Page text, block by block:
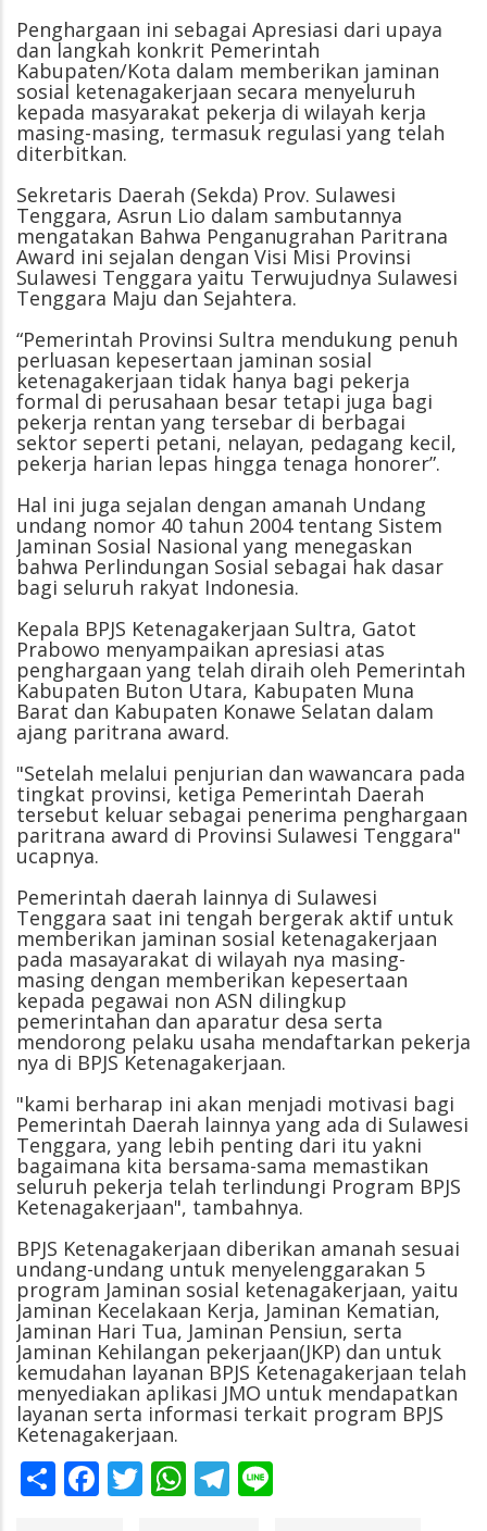
Penghargaan ini sebagai Apresiasi dari upaya
dan langkah konkrit Pemerintah
Kabupaten/Kota dalam memberikan jaminan
sosial ketenagakerjaan secara menyeluruh
kepada masyarakat pekerja di wilayah kerja
masing-masing, termasuk regulasi yang telah
diterbitkan.
Sekretaris Daerah (Sekda) Prov. Sulawesi
Tenggara, Asrun Lio dalam sambutannya
mengatakan Bahwa Penganugrahan Paritrana
Award ini sejalan dengan Visi Misi Provinsi
Sulawesi Tenggara yaitu Terwujudnya Sulawesi
Tenggara Maju dan Sejahtera.
“Pemerintah Provinsi Sultra mendukung penuh
perluasan kepesertaan jaminan sosial
ketenagakerjaan tidak hanya bagi pekerja
formal di perusahaan besar tetapi juga bagi
pekerja rentan yang tersebar di berbagai
sektor seperti petani, nelayan, pedagang kecil,
pekerja harian lepas hingga tenaga honorer”.
Hal ini juga sejalan dengan amanah Undang
undang nomor 40 tahun 2004 tentang Sistem
Jaminan Sosial Nasional yang menegaskan
bahwa Perlindungan Sosial sebagai hak dasar
bagi seluruh rakyat Indonesia.
Kepala BPJS Ketenagakerjaan Sultra, Gatot
Prabowo menyampaikan apresiasi atas
penghargaan yang telah diraih oleh Pemerintah
Kabupaten Buton Utara, Kabupaten Muna
Barat dan Kabupaten Konawe Selatan dalam
ajang paritrana award.
"Setelah melalui penjurian dan wawancara pada
tingkat provinsi, ketiga Pemerintah Daerah
tersebut keluar sebagai penerima penghargaan
paritrana award di Provinsi Sulawesi Tenggara"
ucapnya.
Pemerintah daerah lainnya di Sulawesi
Tenggara saat ini tengah bergerak aktif untuk
memberikan jaminan sosial ketenagakerjaan
pada masayarakat di wilayah nya masing-
masing dengan memberikan kepesertaan
kepada pegawai non ASN dilingkup
pemerintahan dan aparatur desa serta
mendorong pelaku usaha mendaftarkan pekerja
nya di BPJS Ketenagakerjaan.
"kami berharap ini akan menjadi motivasi bagi
Pemerintah Daerah lainnya yang ada di Sulawesi
Tenggara, yang lebih penting dari itu yakni
bagaimana kita bersama-sama memastikan
seluruh pekerja telah terlindungi Program BPJS
Ketenagakerjaan", tambahnya.
BPJS Ketenagakerjaan diberikan amanah sesuai
undang-undang untuk menyelenggarakan 5
program Jaminan sosial ketenagakerjaan, yaitu
Jaminan Kecelakaan Kerja, Jaminan Kematian,
Jaminan Hari Tua, Jaminan Pensiun, serta
Jaminan Kehilangan pekerjaan(JKP) dan untuk
kemudahan layanan BPJS Ketenagakerjaan telah
menyediakan aplikasi JMO untuk mendapatkan
layanan serta informasi terkait program BPJS
Ketenagakerjaan.
ShareFacebook
Twitter
WhatsApp
Telegram